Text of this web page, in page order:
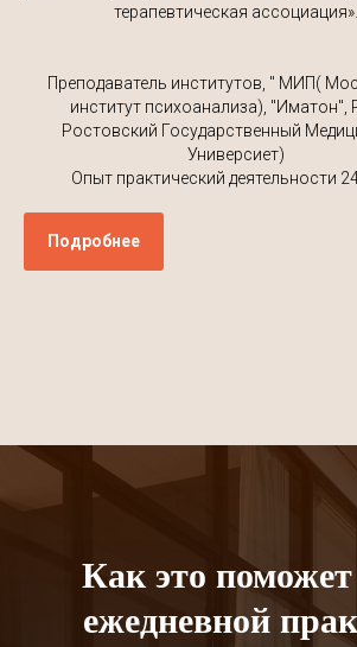
терапевтическая ассоциация».
Преподаватель институтов, " МИП(
институт психоанализа), "Иматон",
Ростовский Государственный
Универсиет)
Опыт практический деятельности 24
Подробнее
Как это
ежедневной